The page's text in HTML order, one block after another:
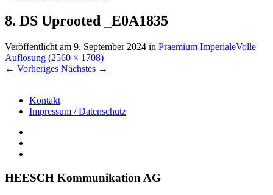
8. DS Uprooted _E0A1835
Veröffentlicht am 9. September 2024 in Praemium ImperialeVolle
Auflösung (2560 × 1708)
← Vorheriges Nächstes →
Kontakt
Impressum / Datenschutz
HEESCH Kommunikation AG